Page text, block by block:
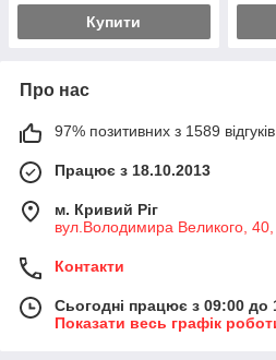
Купити
Про нас
97% позитивних з 1589 відгуків
Працює з 18.10.2013
м. Кривий Ріг
вул.Володимира Великого, 40,
Контакти
Сьогодні працює з 09:00 до
Показати весь графік